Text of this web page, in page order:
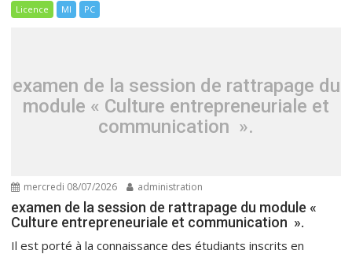
Licence
MI PC
examen de la session de rattrapage du
module « Culture entrepreneuriale et
communication ».
mercredi 08/07/2026 administration
examen de la session de rattrapage du module «
Culture entrepreneuriale et communication ».
Il est porté à la connaissance des étudiants inscrits en